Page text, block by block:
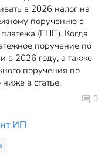
в 2026 налог на
поручению с
(ЕНП). Когда
поручение по
в 2026 году, а также
поручения по
в статье.
0
ИП